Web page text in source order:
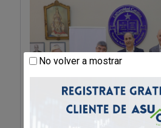
No volver a mostrar